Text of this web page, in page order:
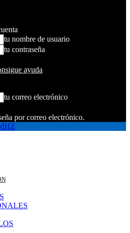
tu nombre de usuario
tu contraseña
ayuda
tu correo electrónico
por correo electrónico.